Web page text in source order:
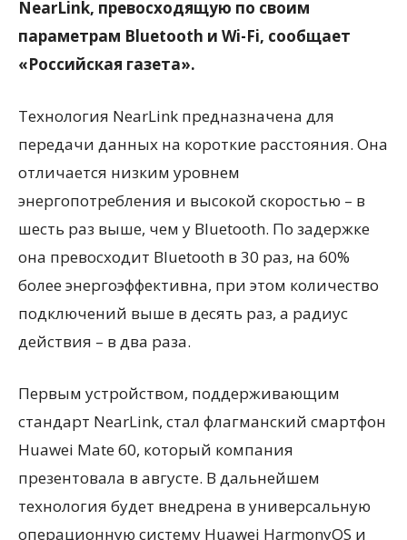
NearLink, превосходящую по своим
параметрам Bluetooth и Wi-Fi, сообщает
«Российская газета».
Технология NearLink предназначена для
передачи данных на короткие расстояния. Она
отличается низким уровнем
энергопотребления и высокой скоростью – в
шесть раз выше, чем у Bluetooth. По задержке
она превосходит Bluetooth в 30 раз, на 60%
более энергоэффективна, при этом количество
подключений выше в десять раз, а радиус
действия – в два раза.
Первым устройством, поддерживающим
стандарт NearLink, стал флагманский смартфон
Huawei Mate 60, который компания
презентовала в августе. В дальнейшем
технология будет внедрена в универсальную
операционную систему Huawei HarmonyOS и